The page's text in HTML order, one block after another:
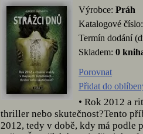
Výrobce: Práh
Katalogové
Termín dodání
Skladem: 0
Porovnat
Přidat do
• Rok 2012 a
thriller nebo skutečnost?Tento
2012, tedy v době, kdy má podle